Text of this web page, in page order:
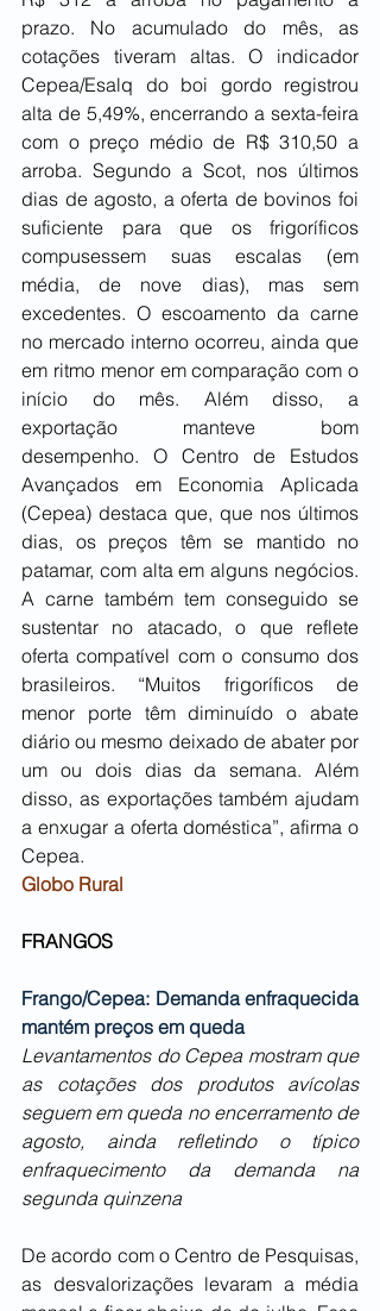
prazo. No acumulado do mês, as
cotações tiveram altas. O indicador
Cepea/Esalq do boi gordo registrou
alta de 5,49%, encerrando a sexta-feira
com o preço médio de R$ 310,50 a
arroba. Segundo a Scot, nos últimos
dias de agosto, a oferta de bovinos foi
suficiente para que os frigoríficos
compusessem suas escalas (em
média, de nove dias), mas sem
excedentes. O escoamento da carne
no mercado interno ocorreu, ainda que
em ritmo menor em comparação com o
início do mês. Além disso, a
exportação manteve bom
desempenho. O Centro de Estudos
Avançados em Economia Aplicada
(Cepea) destaca que, que nos últimos
dias, os preços têm se mantido no
patamar, com alta em alguns negócios.
A carne também tem conseguido se
sustentar no atacado, o que reflete
oferta compatível com o consumo dos
brasileiros. “Muitos frigoríficos de
menor porte têm diminuído o abate
diário ou mesmo deixado de abater por
um ou dois dias da semana. Além
disso, as exportações também ajudam
a enxugar a oferta doméstica”, afirma o
Cepea.
Globo Rural
FRANGOS
Frango/Cepea: Demanda enfraquecida
mantém preços em queda
Levantamentos do Cepea mostram que
as cotações dos produtos avícolas
seguem em queda no encerramento de
agosto, ainda refletindo o típico
enfraquecimento da demanda na
segunda quinzena
De acordo com o Centro de Pesquisas,
as desvalorizações levaram a média